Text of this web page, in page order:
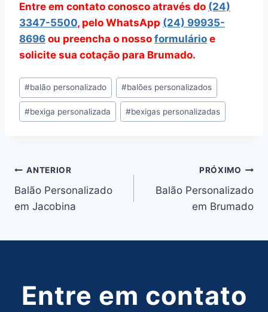
Entre em contato conosco através do (24)
3347-5500, pelo WhatsApp (24) 99935-
8696 ou preencha o nosso formulário e
solicite sua cotação para Brumado.
Tags
do
Post:
#balão personalizado #balões personalizados
#bexiga personalizada #bexigas personalizadas
Navegação
de
ANTERIOR
Balão Personalizado
em Jacobina
PRÓXIMO
Balão Personalizado
em Brumado
Entre em contato